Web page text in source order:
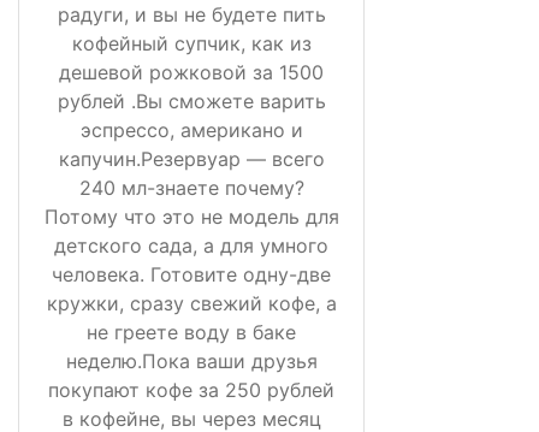
радуги, и вы не будете пить
кофейный супчик, как из
дешевой рожковой за 1500
рублей .Вы сможете варить
эспрессо, американо и
капучин.Резервуар — всего
240 мл-знаете почему?
Потому что это не модель для
детского сада, а для умного
человека. Готовите одну-две
кружки, сразу свежий кофе, а
не греете воду в баке
неделю.Пока ваши друзья
покупают кофе за 250 рублей
в кофейне, вы через месяц